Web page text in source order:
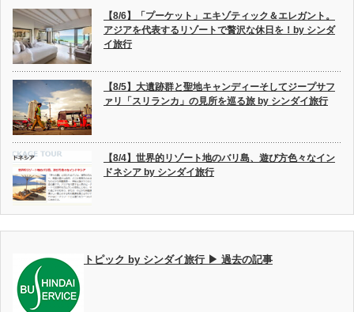
【8/6】「プーケット」エキゾティック＆エレガント。
アジアを代表するリゾートで贅沢な休日を！by シンダ
イ旅行
【8/5】大遺跡群と聖地キャンディーそしてジープサフ
ァリ「スリランカ」の見所を巡る旅 by シンダイ旅行
【8/4】世界的リゾート地のバリ島、遊び方色々なイン
ドネシア by シンダイ旅行
トピック by シンダイ旅行 ▶ 過去の記事